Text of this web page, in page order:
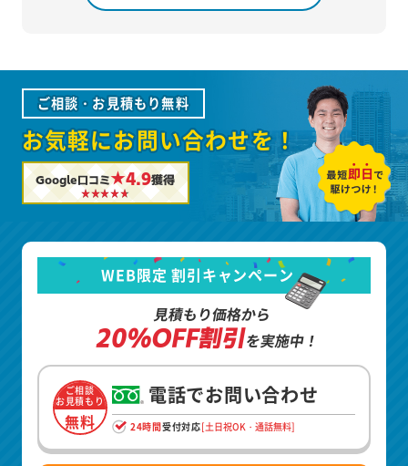
ご相談・お見積もり無料
お気軽にお問い合わせを！
Google口コミ★4.9獲得
WEB限定 割引キャンペーン
見積もり価格から
20%OFF割引を実施中！
ご相談
お見積もり
無料
電話でお問い合わせ
24時間受付対応[土日祝OK・通話無料]